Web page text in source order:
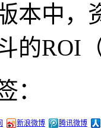
本中，
的ROI
：
新浪微博 腾讯微博